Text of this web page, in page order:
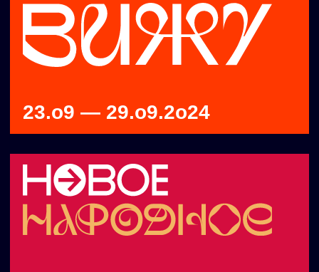
16.o9 — 25.o9.2o22
02.o1 — 09.o1.2o22